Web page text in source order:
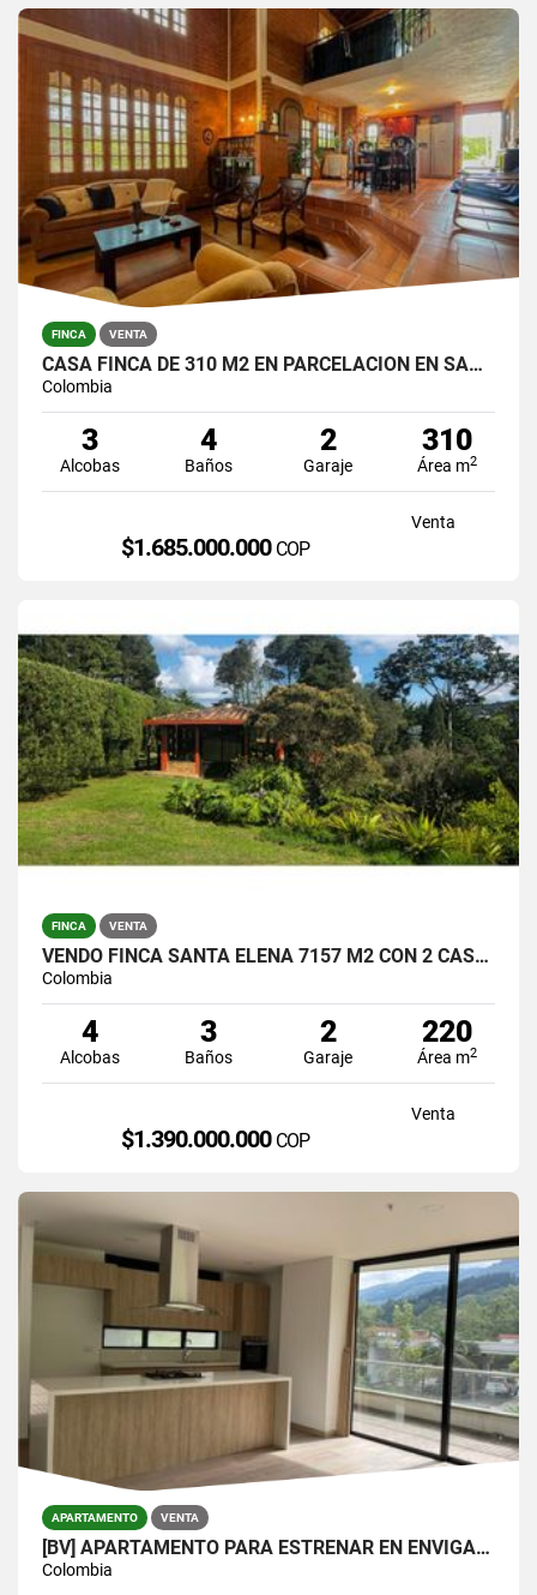
FINCA VENTA
CASA FINCA DE 310 M2 EN PARCELACION EN SANTA ELENA / LOTE DE 6.450 M2
Colombia
3
Alcobas
4
Baños
2
Garaje
310
Área m2
Venta
$1.685.000.000 COP
FINCA VENTA
VENDO FINCA SANTA ELENA 7157 M2 CON 2 CASAS / $1.390.000.000
Colombia
4
Alcobas
3
Baños
2
Garaje
220
Área m2
Venta
$1.390.000.000 COP
APARTAMENTO VENTA
[BV] APARTAMENTO PARA ESTRENAR EN ENVIGADO, PARTE BAJA DEL ESCOBERO
Colombia